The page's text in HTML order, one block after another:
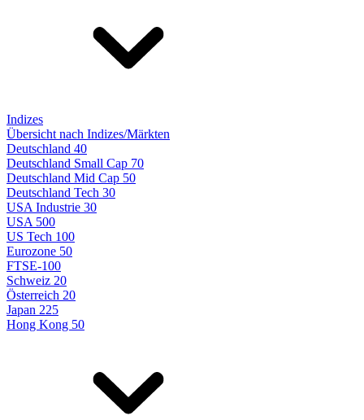
Indizes
Übersicht nach Indizes/Märkten
Deutschland 40
Deutschland Small Cap 70
Deutschland Mid Cap 50
Deutschland Tech 30
USA Industrie 30
USA 500
US Tech 100
Eurozone 50
FTSE-100
Schweiz 20
Österreich 20
Japan 225
Hong Kong 50